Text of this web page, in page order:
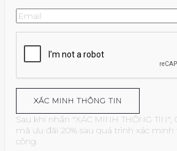
Sau khi nhấn "XÁC MINH THÔNG TIN",
mã ưu đãi 20% sau quá trình xác
công.